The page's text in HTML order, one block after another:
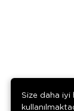
Size daha